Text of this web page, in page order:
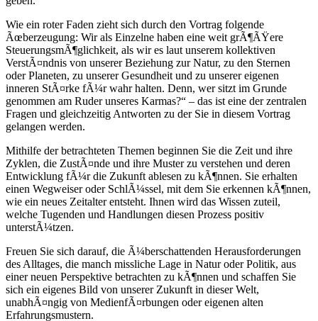
Wie ein roter Faden zieht sich durch den Vortrag folgende
Ãœberzeugung: Wir als Einzelne haben eine weit grÃ¶ÃŸere
SteuerungsmÃ¶glichkeit, als wir es laut unserem kollektiven
VerstÃ¤ndnis von unserer Beziehung zur Natur, zu den Sternen
oder Planeten, zu unserer Gesundheit und zu unserer eigenen
inneren StÃ¤rke fÃ¼r wahr halten. Denn, wer sitzt im Grunde
genommen am Ruder unseres Karmas?“ – das ist eine der zentralen
Fragen und gleichzeitig Antworten zu der Sie in diesem Vortrag
gelangen werden.
Mithilfe der betrachteten Themen beginnen Sie die Zeit und ihre
Zyklen, die ZustÃ¤nde und ihre Muster zu verstehen und deren
Entwicklung fÃ¼r die Zukunft ablesen zu kÃ¶nnen. Sie erhalten
einen Wegweiser oder SchlÃ¼ssel, mit dem Sie erkennen kÃ¶nnen,
wie ein neues Zeitalter entsteht. Ihnen wird das Wissen zuteil,
welche Tugenden und Handlungen diesen Prozess positiv
unterstÃ¼tzen.
Freuen Sie sich darauf, die Ã¼berschattenden Herausforderungen
des Alltages, die manch missliche Lage in Natur oder Politik, aus
einer neuen Perspektive betrachten zu kÃ¶nnen und schaffen Sie
sich ein eigenes Bild von unserer Zukunft in dieser Welt,
unabhÃ¤ngig von MedienfÃ¤rbungen oder eigenen alten
Erfahrungsmustern.